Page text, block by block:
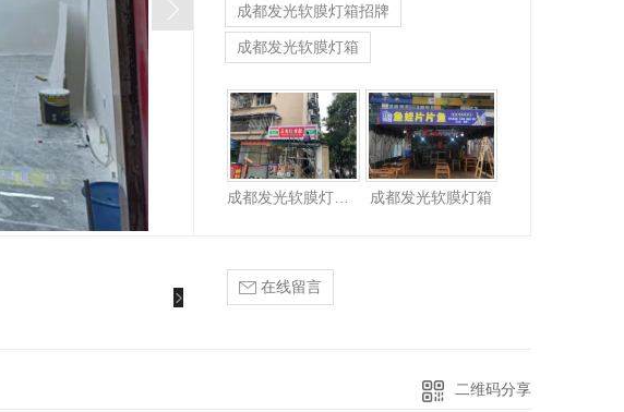
成都发光软膜灯箱招牌
成都发光软膜灯箱
成都发光软膜灯箱
在线留言
二维码分享